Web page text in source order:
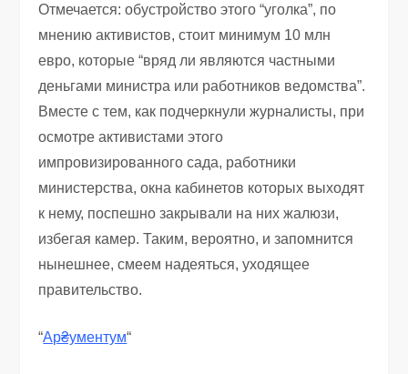
Отмечается: обустройство этого “уголка”, по
мнению активистов, стоит минимум 10 млн
евро, которые “вряд ли являются частными
деньгами министра или работников ведомства”.
Вместе с тем, как подчеркнули журналисты, при
осмотре активистами этого
импровизированного сада, работники
министерства, окна кабинетов которых выходят
к нему, поспешно закрывали на них жалюзи,
избегая камер. Таким, вероятно, и запомнится
нынешнее, смеем надеяться, уходящее
правительство.
“Ар₴ументум“